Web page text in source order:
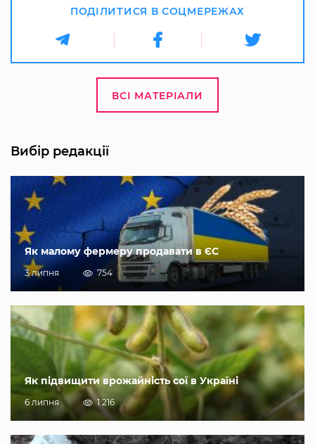
ПОДІЛИТИСЯ В СОЦМЕРЕЖАХ
ВСІ МАТЕРІАЛИ
Вибір редакції
Як малому фермеру продавати в ЄС
3 липня 754
Як підвищити врожайність сої в Україні
6 липня 1 216